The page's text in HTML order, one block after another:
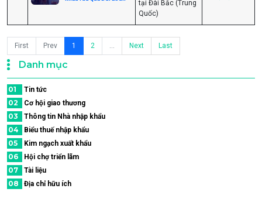
tại Đài Bắc (Trung
Quốc)
First Prev 1 2 Next Last
Danh mục
01 Tin tức
02 Cơ hội giao thương
03 Thông tin Nhà nhập khẩu
04 Biểu thuế nhập khẩu
05 Kim ngạch xuất khẩu
06 Hội chợ triển lãm
07 Tài liệu
08 Địa chỉ hữu ích